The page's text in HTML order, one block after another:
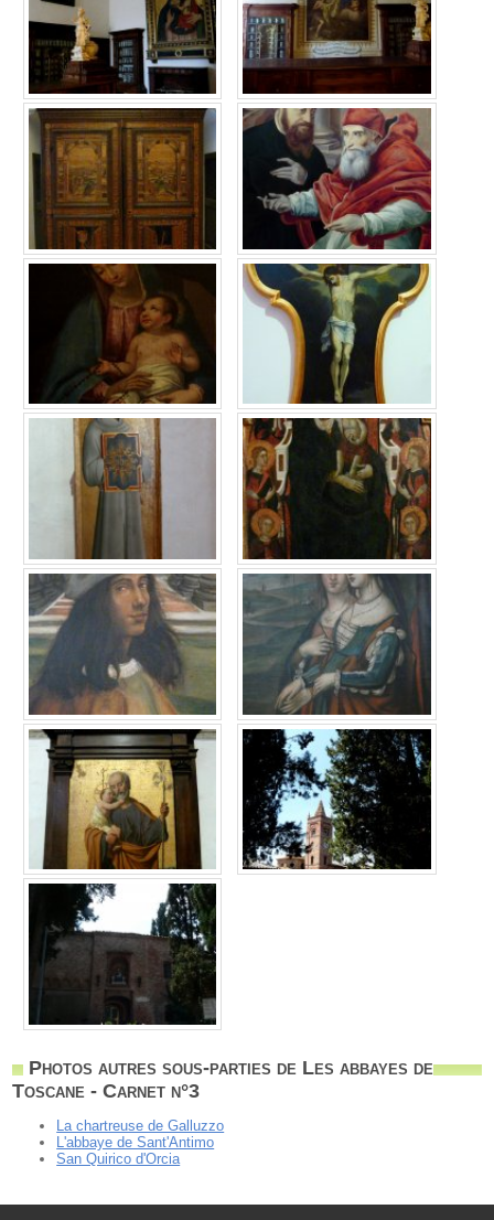
Photos autres sous-parties de Les abbayes de
Toscane - Carnet n°3
La chartreuse de Galluzzo
L'abbaye de Sant'Antimo
San Quirico d'Orcia